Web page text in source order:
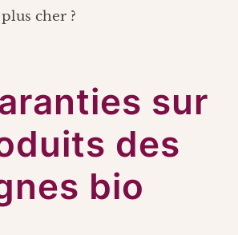
cher ?
sur
des
bio